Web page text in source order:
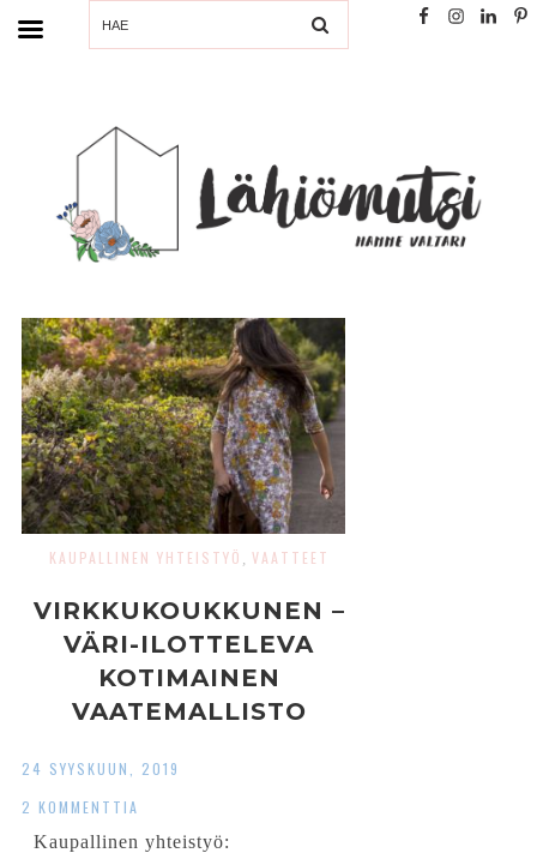
SEARCH
KAUPALLINEN YHTEISTYÖ VAATTEET
VIRKKUKOUKKUNEN –
VÄRI-ILOTTELEVA
KOTIMAINEN
VAATEMALLISTO
24 SYYSKUUN, 2019
2 KOMMENTTIA
Kaupallinen yhteistyö: